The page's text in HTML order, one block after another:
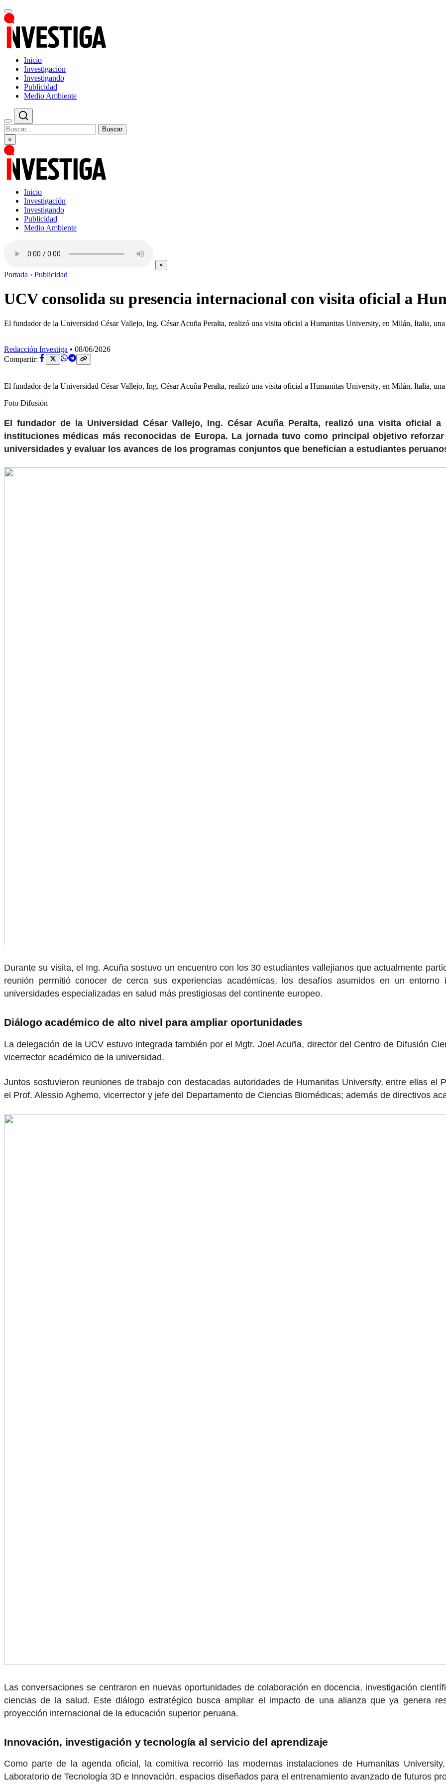
Inicio
Investigación
Investigando
Publicidad
Medio Ambiente
Buscar
×
Inicio
Investigación
Investigando
Publicidad
Medio Ambiente
×
Portada › Publicidad
UCV consolida su presencia internacional con visita oficial a
El fundador de la Universidad César Vallejo, Ing. César Acuña Peralta, realizó una visita oficial a Humanitas University, en Milán, Italia,
Redacción Investiga • 08/06/2026
Compartir:
El fundador de la Universidad César Vallejo, Ing. César Acuña Peralta, realizó una visita oficial a Humanitas University, en Milán, Italia,
Foto Difusión
El fundador de la Universidad César Vallejo, Ing. César Acuña Peralta, realizó una visita oficial
instituciones médicas más reconocidas de Europa. La jornada tuvo como principal objetivo
universidades y evaluar los avances de los programas conjuntos que benefician a estudiantes
Durante su visita, el Ing. Acuña sostuvo un encuentro con los 30 estudiantes vallejianos que actualmente
reunión permitió conocer de cerca sus experiencias académicas, los desafíos asumidos en un
universidades especializadas en salud más prestigiosas del continente europeo.
Diálogo académico de alto nivel para ampliar oportunidades
La delegación de la UCV estuvo integrada también por el Mgtr. Joel Acuña, director del Centro de Difusión
vicerrector académico de la universidad.
Juntos sostuvieron reuniones de trabajo con destacadas autoridades de Humanitas University, entre ellas el
el Prof. Alessio Aghemo, vicerrector y jefe del Departamento de Ciencias Biomédicas; además de directivos
Las conversaciones se centraron en nuevas oportunidades de colaboración en docencia, investigación
ciencias de la salud. Este diálogo estratégico busca ampliar el impacto de una alianza que ya genera
proyección internacional de la educación superior peruana.
Innovación, investigación y tecnología al servicio del aprendizaje
Como parte de la agenda oficial, la comitiva recorrió las modernas instalaciones de Humanitas
Laboratorio de Tecnología 3D e Innovación, espacios diseñados para el entrenamiento avanzado de futuros